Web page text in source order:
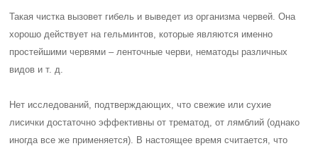
Такая чистка вызовет гибель и выведет из организма червей. Она
хорошо действует на гельминтов, которые являются именно
простейшими червями – ленточные черви, нематоды различных
видов и т. д.
Нет исследований, подтверждающих, что свежие или сухие
лисички достаточно эффективны от трематод, от лямблий (однако
иногда все же применяется). В настоящее время считается, что